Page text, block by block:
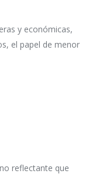
y económicas,
el papel de menor
reflectante que